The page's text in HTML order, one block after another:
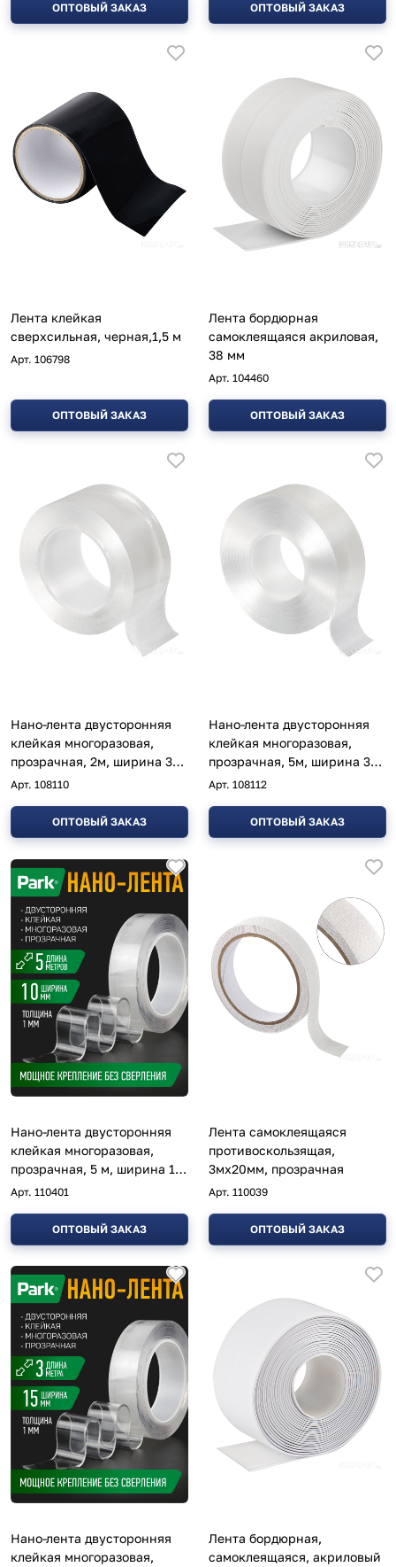
ОПТОВЫЙ ЗАКАЗ ОПТОВЫЙ ЗАКАЗ
Лента клейкая
сверхсильная, черная,1,5 м
Арт. 106798
ОПТОВЫЙ ЗАКАЗ
Лента бордюрная
самоклеящаяся акриловая,
38 мм
Арт. 104460
ОПТОВЫЙ ЗАКАЗ
Нано-лента двусторонняя
клейкая многоразовая,
прозрачная, 2м, ширина 30
мм
Арт. 108110
ОПТОВЫЙ ЗАКАЗ
Нано-лента двусторонняя
клейкая многоразовая,
прозрачная, 5м, ширина 30
мм
Арт. 108112
ОПТОВЫЙ ЗАКАЗ
Нано-лента двусторонняя
клейкая многоразовая,
прозрачная, 5 м, ширина 10
мм
Арт. 110401
ОПТОВЫЙ ЗАКАЗ
Лента самоклеящаяся
противоскользящая,
3мх20мм, прозрачная
Арт. 110039
ОПТОВЫЙ ЗАКАЗ
Нано-лента двусторонняя
клейкая многоразовая,
Лента бордюрная,
самоклеящаяся, акриловый